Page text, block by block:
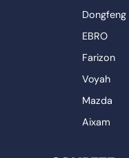
Dongfeng
EBRO
Farizon
Voyah
Mazda
Aixam